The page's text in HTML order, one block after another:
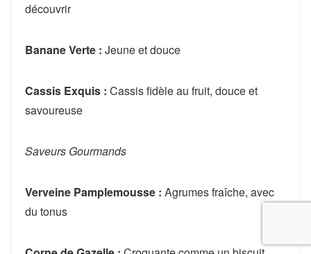
découvrir
Banane Verte : Jeune et douce
Cassis Exquis : Cassis fidèle au fruit, douce et
savoureuse
Saveurs Gourmands
Verveine Pamplemousse : Agrumes fraîche, avec
du tonus